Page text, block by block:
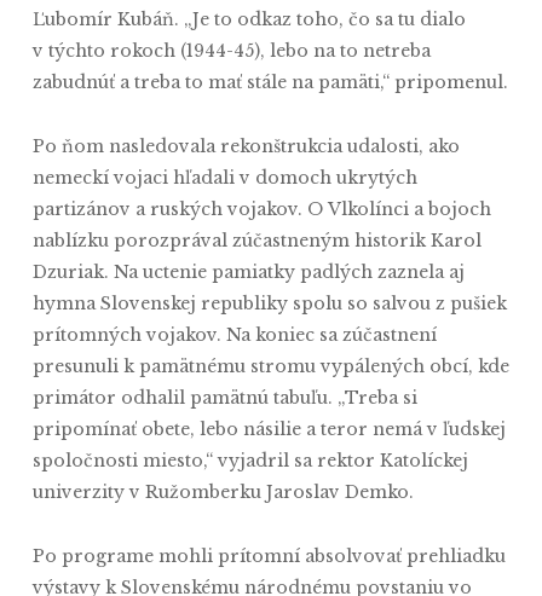
Ľubomír Kubáň. „Je to odkaz toho, čo sa tu dialo
v týchto rokoch (1944-45), lebo na to netreba
zabudnúť a treba to mať stále na pamäti,“ pripomenul.
Po ňom nasledovala rekonštrukcia udalosti, ako
nemeckí vojaci hľadali v domoch ukrytých
partizánov a ruských vojakov. O Vlkolínci a bojoch
nablízku porozprával zúčastneným historik Karol
Dzuriak. Na uctenie pamiatky padlých zaznela aj
hymna Slovenskej republiky spolu so salvou z pušiek
prítomných vojakov. Na koniec sa zúčastnení
presunuli k pamätnému stromu vypálených obcí, kde
primátor odhalil pamätnú tabuľu. „Treba si
pripomínať obete, lebo násilie a teror nemá v ľudskej
spoločnosti miesto,“ vyjadril sa rektor Katolíckej
univerzity v Ružomberku Jaroslav Demko.
Po programe mohli prítomní absolvovať prehliadku
výstavy k Slovenskému národnému povstaniu vo